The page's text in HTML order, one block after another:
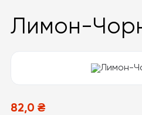
Лимон-
82,0 ₴